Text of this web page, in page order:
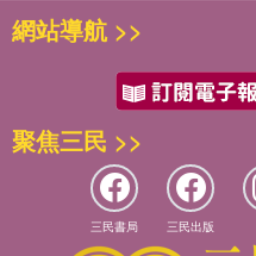
網站導航 >>
聚焦三民 >>
三民書局 三民出版